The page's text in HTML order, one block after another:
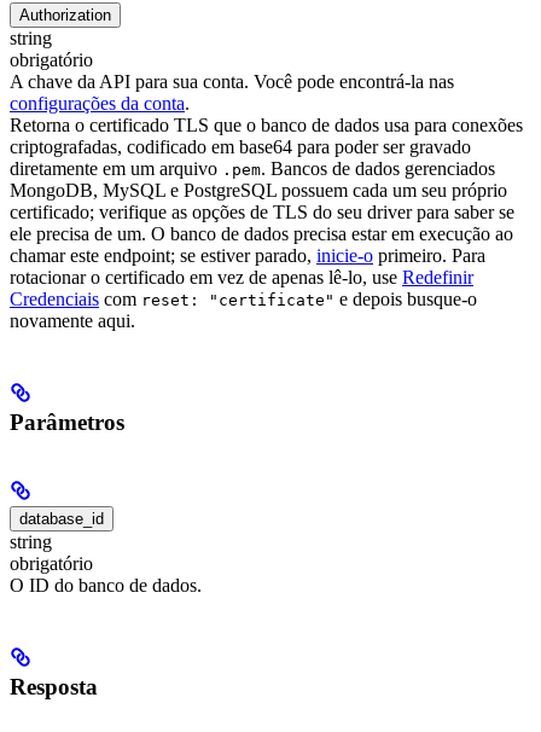
Authorization
string
obrigatório
A chave da API para sua conta. Você pode encontrá-la nas
configurações da conta.
Retorna o certificado TLS que o banco de dados usa para conexões
criptografadas, codificado em base64 para poder ser gravado
diretamente em um arquivo .pem. Bancos de dados gerenciados
MongoDB, MySQL e PostgreSQL possuem cada um seu próprio
certificado; verifique as opções de TLS do seu driver para saber se
ele precisa de um. O banco de dados precisa estar em execução ao
chamar este endpoint; se estiver parado, inicie-o primeiro. Para
rotacionar o certificado em vez de apenas lê-lo, use Redefinir
Credenciais com reset: "certificate" e depois busque-o
novamente aqui.
Parâmetros
database_id
string
obrigatório
O ID do banco de dados.
Resposta